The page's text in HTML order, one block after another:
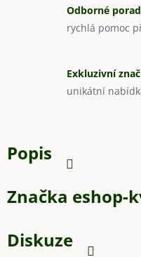
Odborné
rychlá pomoc
Exkluzivní
unikátní
Popis
Značka eshop-
Diskuze